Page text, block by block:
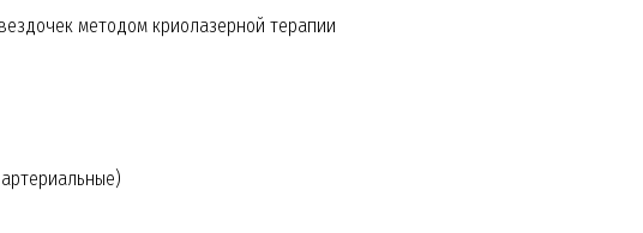
методом криолазерной терапии